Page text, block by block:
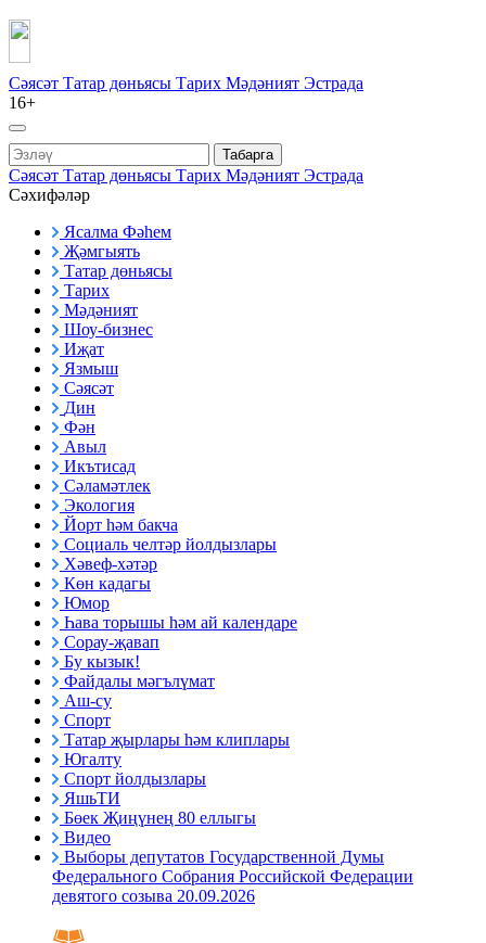
Сәясәт Татар дөньясы Тарих Мәдәният Эстрада
16+
Табарга
Сәясәт Татар дөньясы Тарих Мәдәният Эстрада
Сәхифәләр
Ясалма Фәһем
Җәмгыять
Татар дөньясы
Тарих
Мәдәният
Шоу-бизнес
Иҗат
Язмыш
Сәясәт
Дин
Фән
Авыл
Икътисад
Сәламәтлек
Экология
Йорт һәм бакча
Социаль челтәр йолдызлары
Хәвеф-хәтәр
Көн кадагы
Юмор
Һава торышы һәм ай календаре
Сорау-җавап
Бу кызык!
Файдалы мәгълүмат
Аш-су
Спорт
Татар җырлары һәм клиплары
Югалту
Спорт йолдызлары
ЯшьТИ
Бөек Җиңүнең 80 еллыгы
Видео
Выборы депутатов Государственной Думы
Федерального Собрания Российской Федерации
девятого созыва 20.09.2026